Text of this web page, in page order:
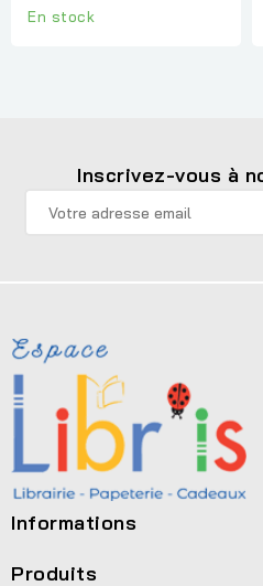
En stock
Inscrivez-vous à
Informations
Produits